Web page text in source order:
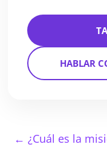
HABLAR
← ¿Cuál es la